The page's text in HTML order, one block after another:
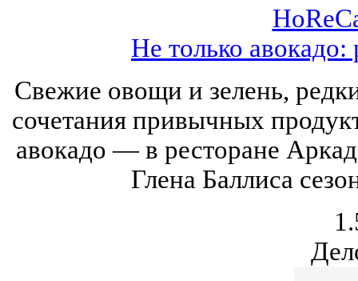
Не только
Свежие овощи и зелень,
сочетания привычных
авокадо — в ресторане
Глена Баллиса